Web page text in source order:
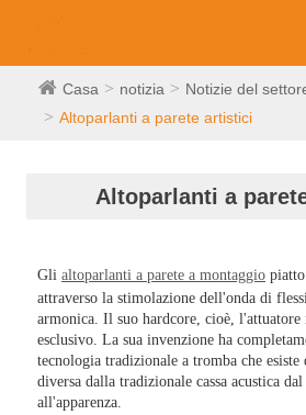
Casa notizia
Notizie del
Altoparlanti a parete artistici
Altoparlanti a
Glialtoparlanti a parete a montaggio
attraverso la stimolazione dell'onda di
armonica. Il suo hardcore, cioè,
esclusivo. La sua invenzione ha
tecnologia tradizionale a tromba che
diversa dalla tradizionale cassa acustica
all'apparenza.